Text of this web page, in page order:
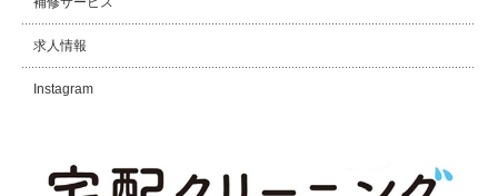
求人情報
Instagram